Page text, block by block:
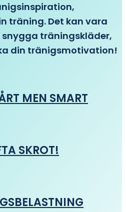
träning. Det kan vara
träningskläder,
din tränigsmotivation!
MEN SMART
SKROT!